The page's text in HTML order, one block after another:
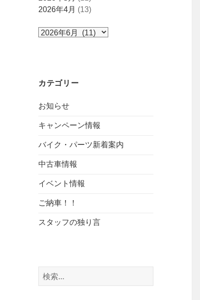
ブ
2026年4月 (13)
カテゴリー
お知らせ
キャンペーン情報
バイク・パーツ新着案内
中古車情報
イベント情報
ご納車！！
スタッフの独り言
検